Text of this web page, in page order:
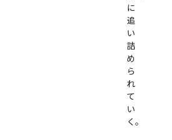
に
追
い
詰
め
ら
れ
て
い
く。